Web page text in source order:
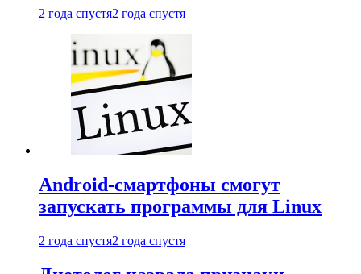
2 года спустя2 года спустя
Android-смартфоны смогут
запускать программы для Linux
2 года спустя2 года спустя